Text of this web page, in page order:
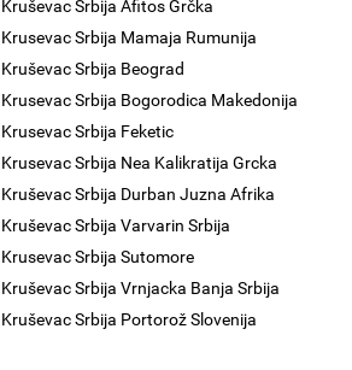
Srbija Afitos Grčka
Srbija Mamaja Rumunija
Srbija Beograd
Srbija Bogorodica Makedonija
Srbija Feketic
Srbija Nea Kalikratija Grcka
Srbija Durban Juzna Afrika
Srbija Varvarin Srbija
Srbija Sutomore
Srbija Vrnjacka Banja Srbija
Srbija Portorož Slovenija